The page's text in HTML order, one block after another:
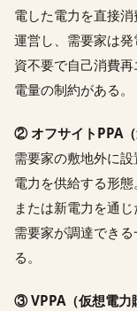
電した電力を直接
運営し、需要家は
資不要で自己消費
電量の制約がある。
② オフサイトPPA（
需要家の敷地外に
電力を供給する形態
または新電力を通
需要家が調達でき
る。
③ VPPA（仮想電力